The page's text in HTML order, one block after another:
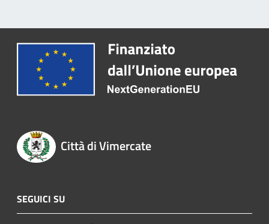
Città di Vimercate
SEGUICI SU